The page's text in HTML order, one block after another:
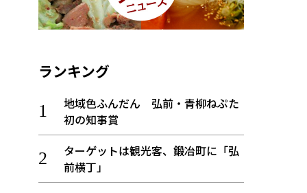
ランキング
地域色ふんだん 弘前・青柳ねぷた
初の知事賞
ターゲットは観光客、鍛冶町に「弘
前横丁」